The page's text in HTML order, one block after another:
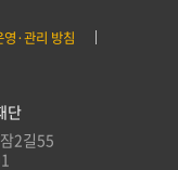
영·관리 방침
단
2길55